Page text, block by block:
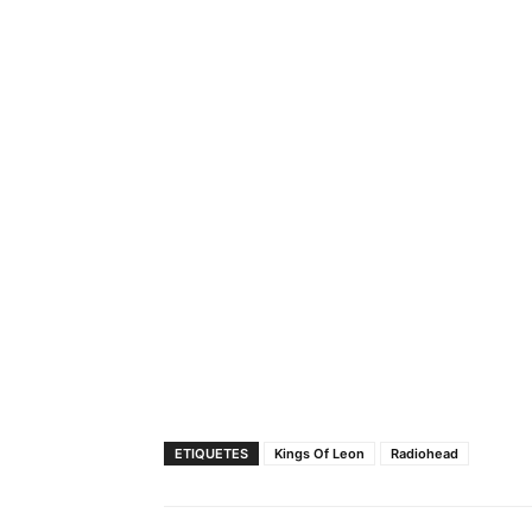
ETIQUETES Kings Of Leon Radiohead